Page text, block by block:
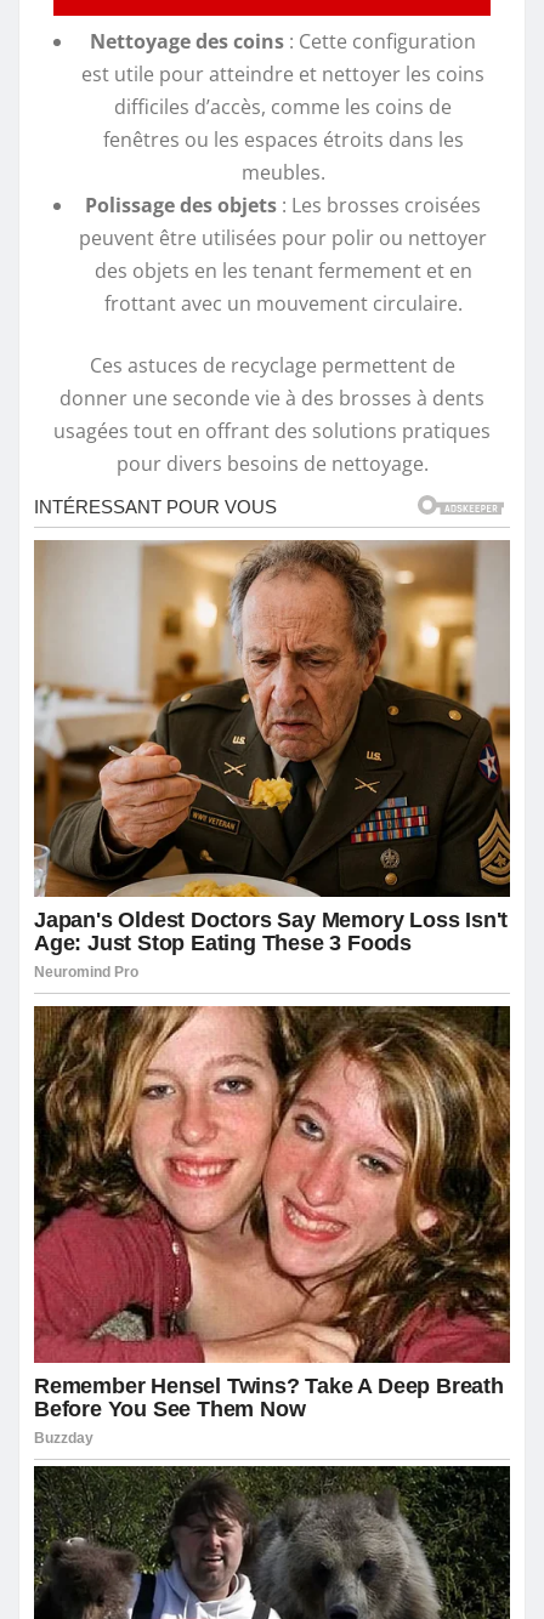
Nettoyage des coins : Cette configuration
est utile pour atteindre et nettoyer les coins
difficiles d’accès, comme les coins de
fenêtres ou les espaces étroits dans les
meubles.
Polissage des objets : Les brosses croisées
peuvent être utilisées pour polir ou nettoyer
des objets en les tenant fermement et en
frottant avec un mouvement circulaire.
Ces astuces de recyclage permettent de
donner une seconde vie à des brosses à dents
usagées tout en offrant des solutions pratiques
pour divers besoins de nettoyage.